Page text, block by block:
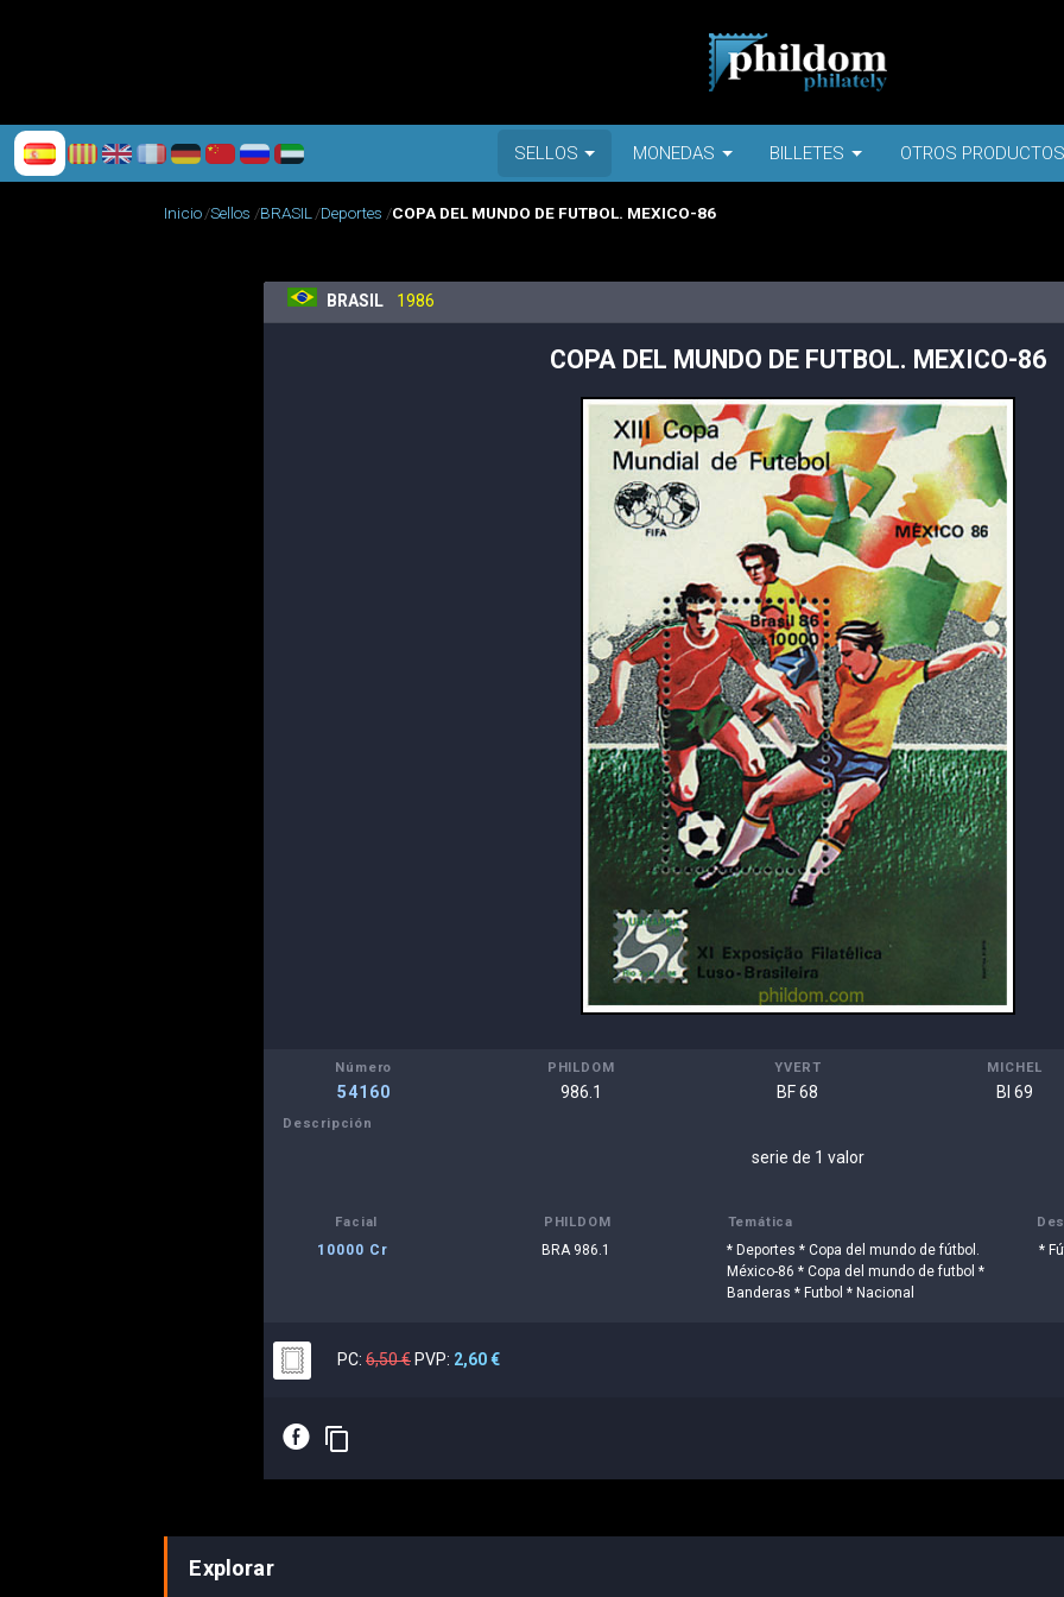
SELLOS MONEDAS BILLETES OTROS PRODUCTOS
Inicio Sellos BRASIL Deportes COPA DEL MUNDO DE FUTBOL. MEXICO-86
BRASIL 1986
COPA DEL MUNDO DE FUTBOL. MEXICO-86
Número
54160
PHILDOM
986.1
YVERT
BF 68
MICHEL
Bl 69
Descripción
serie de 1 valor
Facial PHILDOM Temática
10000 Cr BRA 986.1
* Deportes * Copa del mundo de fútbol.
México-86 * Copa del mundo de futbol *
Banderas * Futbol * Nacional
*
PC: 6,50 €PVP: 2,60 €
E content_copy
Explorar